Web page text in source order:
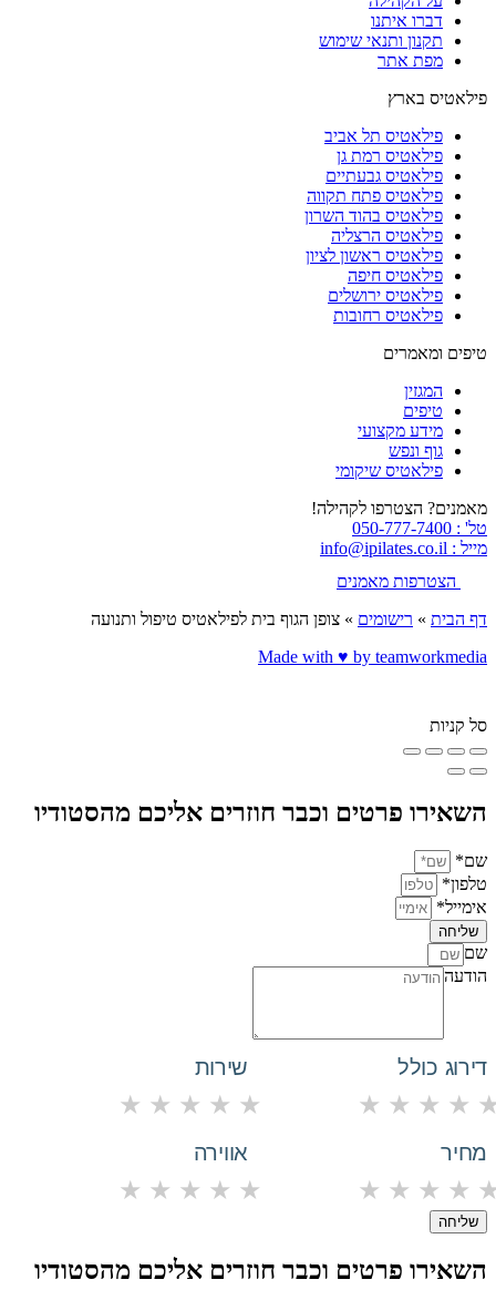
דברו איתנו
תקנון ותנאי שימוש
מפת אתר
פילאטיס בארץ
פילאטיס תל אביב
פילאטיס רמת גן
פילאטיס גבעתיים
פילאטיס פתח תקווה
פילאטיס בהוד השרון
פילאטיס הרצליה
פילאטיס ראשון לציון
פילאטיס חיפה
פילאטיס ירושלים
פילאטיס רחובות
טיפים ומאמרים
המגזין
טיפים
מידע מקצועי
גוף ונפש
פילאטיס שיקומי
מאמנים? הצטרפו לקהילה!
טל' : 050-777-7400
מייל : info@ipilates.co.il
הצטרפות מאמנים
דף הבית » רישומים » צופן הגוף בית לפילאטיס טיפול ותנועה
Made with ♥️ by teamworkmedia
סל קניות
השאירו פרטים וכבר חוזרים אליכם מהסטודיו
שם*
טלפון*
אימייל*
שליחה
שם
הודעה
דירוג כולל
★ ★ ★ ★
שירות
★ ★ ★ ★ ★
מחיר
★ ★ ★ ★
אווירה
★ ★ ★ ★ ★
שליחה
השאירו פרטים וכבר חוזרים אליכם מהסטודיו